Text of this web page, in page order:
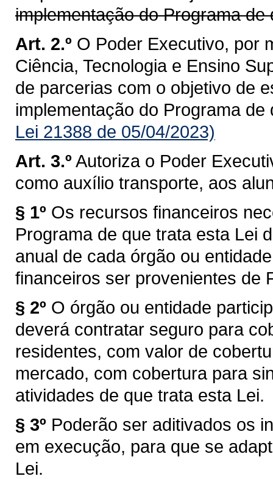
implementação do Programa de
Art. 2.º O Poder Executivo, por
Ciência, Tecnologia e Ensino
de parcerias com o objetivo de
implementação do Programa de
Lei 21388 de 05/04/2023)
Art. 3.º Autoriza o Poder
como auxílio transporte, aos
§ 1º Os recursos financeiros
Programa de que trata esta Lei
anual de cada órgão ou
financeiros ser provenientes de
§ 2º O órgão ou entidade
deverá contratar seguro para
residentes, com valor de
mercado, com cobertura para
atividades de que trata esta Lei.
§ 3º Poderão ser aditivados os
em execução, para que se
Lei.